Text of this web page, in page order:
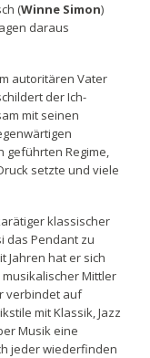
(Winne Simon)
daraus
autoritären Vater
der Ich-
mit seinen
geführten Regime,
setzte und viele
klassischer
das Pendant zu
Jahren hat er sich
Mittler
verbindet auf
mit Klassik, Jazz
Musik eine
jeder wiederfinden